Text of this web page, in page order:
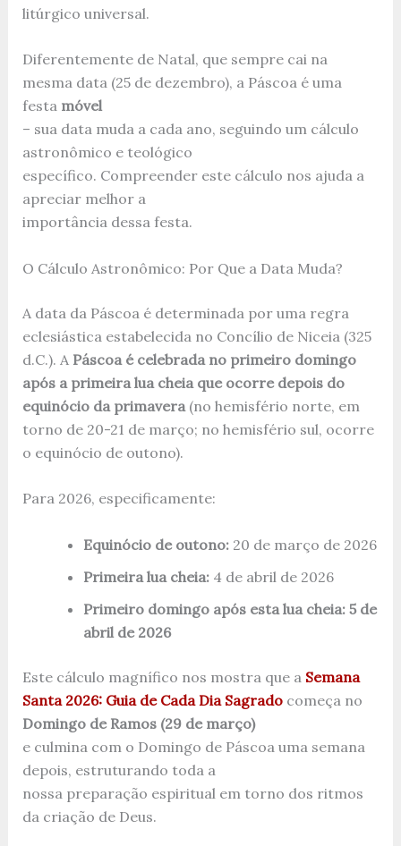
litúrgico universal.
Diferentemente de Natal, que sempre cai na
mesma data (25 de dezembro), a Páscoa é uma
festa móvel
– sua data muda a cada ano, seguindo um cálculo
astronômico e teológico
específico. Compreender este cálculo nos ajuda a
apreciar melhor a
importância dessa festa.
O Cálculo Astronômico: Por Que a Data Muda?
A data da Páscoa é determinada por uma regra
eclesiástica estabelecida no Concílio de Niceia (325
d.C.). A Páscoa é celebrada no primeiro domingo
após a primeira lua cheia que ocorre depois do
equinócio da primavera(no hemisfério norte, em
torno de 20-21 de março; no hemisfério sul, ocorre
o equinócio de outono).
Para 2026, especificamente:
Equinócio de outono:20 de março de 2026
Primeira lua cheia:4 de abril de 2026
Primeiro domingo após esta lua cheia: 5 de
abril de 2026
Este cálculo magnífico nos mostra que a Semana
Santa 2026: Guia de Cada Dia Sagradocomeça no
Domingo de Ramos (29 de março)
e culmina com o Domingo de Páscoa uma semana
depois, estruturando toda a
nossa preparação espiritual em torno dos ritmos
da criação de Deus.